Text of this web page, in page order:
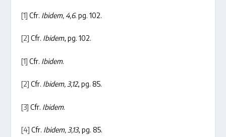
[1] Cfr. Ibidem, 4,6. pg. 102.
[2] Cfr. Ibidem, pg. 102.
[1] Cfr. Ibidem.
[2] Cfr. Ibidem, 3,12, pg. 85.
[3] Cfr. Ibidem.
[4] Cfr. Ibidem, 3,13, pg. 85.